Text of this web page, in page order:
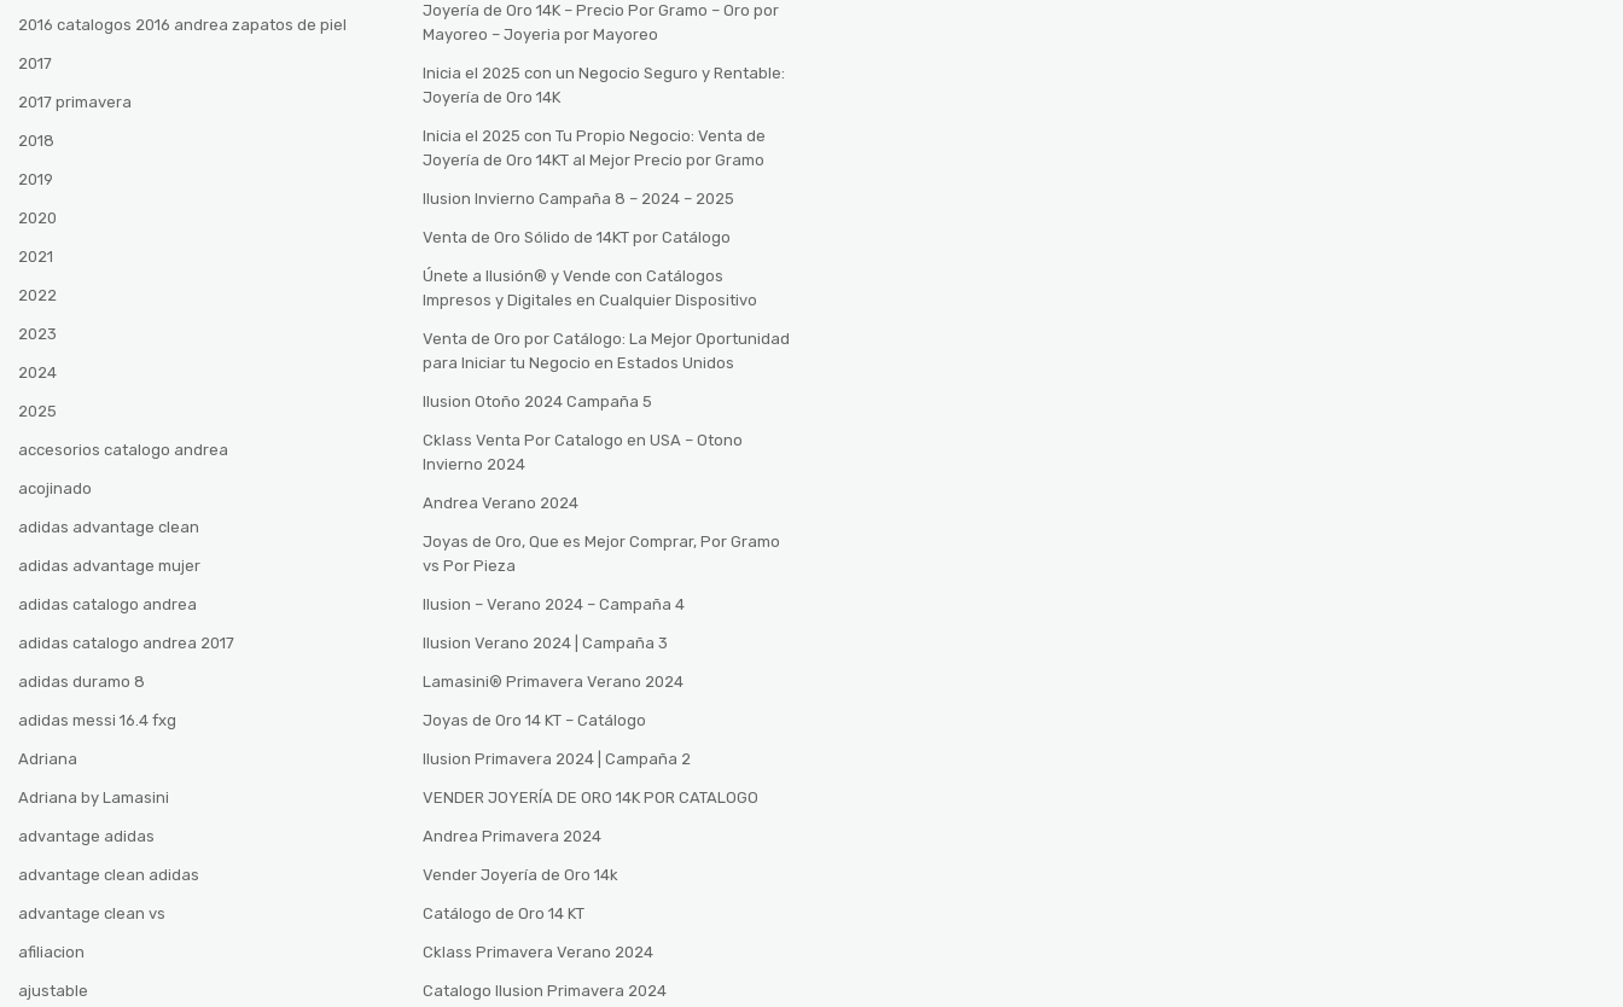
2016 catalogos 2016 andrea zapatos de piel
2017
2017 primavera
2018
2019
2020
2021
2022
2023
2024
2025
accesorios catalogo andrea
acojinado
adidas advantage clean
adidas advantage mujer
adidas catalogo andrea
adidas catalogo andrea 2017
adidas duramo 8
adidas messi 16.4 fxg
Adriana
Adriana by Lamasini
advantage adidas
advantage clean adidas
advantage clean vs
afiliacion
ajustable
Joyería de Oro 14K – Precio Por Gramo – Oro por
Mayoreo – Joyeria por Mayoreo
Inicia el 2025 con un Negocio Seguro y Rentable:
Joyería de Oro 14K
Inicia el 2025 con Tu Propio Negocio: Venta de
Joyería de Oro 14KT al Mejor Precio por Gramo
Ilusion Invierno Campaña 8 – 2024 – 2025
Venta de Oro Sólido de 14KT por Catálogo
Únete a Ilusión® y Vende con Catálogos
Impresos y Digitales en Cualquier Dispositivo
Venta de Oro por Catálogo: La Mejor Oportunidad
para Iniciar tu Negocio en Estados Unidos
Ilusion Otoño 2024 Campaña 5
Cklass Venta Por Catalogo en USA – Otono
Invierno 2024
Andrea Verano 2024
Joyas de Oro, Que es Mejor Comprar, Por Gramo
vs Por Pieza
Ilusion – Verano 2024 – Campaña 4
Ilusion Verano 2024 | Campaña 3
Lamasini®️ Primavera Verano 2024
Joyas de Oro 14 KT – Catálogo
Ilusion Primavera 2024 | Campaña 2
VENDER JOYERÍA DE ORO 14K POR CATALOGO
Andrea Primavera 2024
Vender Joyería de Oro 14k
Catálogo de Oro 14 KT
Cklass Primavera Verano 2024
Catalogo Ilusion Primavera 2024